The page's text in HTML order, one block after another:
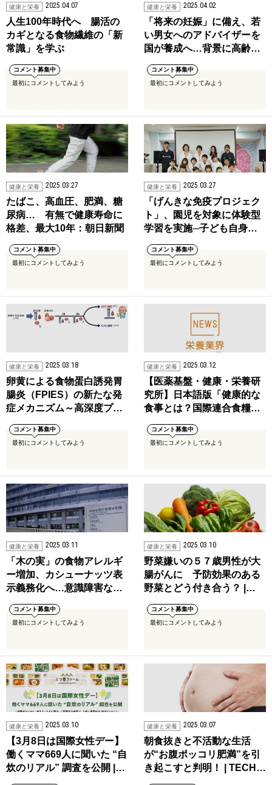
健康と栄養 2025.04.07
人生100年時代へ 腸活の
カギとなる食物繊維の「新
常識」を学ぶ
コメント募集中
最初にコメントしてみよう
健康と栄養 2025.04.02
「将来の妊娠」に備え、若
い男女へのアドバイザーを
国が養成へ…背景に高齢…
コメント募集中
最初にコメントしてみよう
健康と栄養 2025.03.27
たばこ、高血圧、肥満、糖
尿病… 有無で健康寿命に
格差、最大10年：朝日新聞
コメント募集中
最初にコメントしてみよう
健康と栄養 2025.03.27
「げんきな免疫プロジェク
ト」、園児を対象に体験型
学習を実施─子ども自身…
コメント募集中
最初にコメントしてみよう
健康と栄養 2025.03.18
卵黄による食物蛋白誘発胃
腸炎（FPIES）の新たな発
症メカニズム～高深度プ…
コメント募集中
最初にコメントしてみよう
健康と栄養 2025.03.12
【医薬基盤・健康・栄養研
究所】日本語版「健康的な
食事とは？国際連合食糧…
コメント募集中
最初にコメントしてみよう
健康と栄養 2025.03.11
「木の実」の食物アレルギ
ー増加、カシューナッツ表
示義務化へ…意識障害な…
コメント募集中
最初にコメントしてみよう
健康と栄養 2025.03.10
野菜嫌いの５７歳男性が大
腸がんに 予防効果のある
野菜とどう付き合う？ |…
コメント募集中
最初にコメントしてみよう
健康と栄養 2025.03.10
【3月8日は国際女性デー】
働くママ669人に聞いた “自
炊のリアル” 調査を公開 |…
健康と栄養 2025.03.07
朝食抜きと不活動な生活
が“お腹ポッコリ肥満”を引
き起こすと判明！ | TECH…